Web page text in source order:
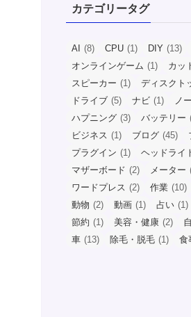
カテゴリータグ
AI (8) CPU (1) DIY (13)
オンラインゲーム (1) カッ
スピーカー (1) ディスクト
ドライブ (5) ナビ (1) ノ
ハプニング (3) バッテリー
ビジネス (1) ブログ (45)
プラグイン (1) ヘッドライ
マザーボード (2) メーター
ワードプレス (2) 作業 (10)
動物 (2) 動画 (1) 占い (1)
節約 (1) 美容・健康 (2)
車 (13) 除毛・脱毛 (1) 食